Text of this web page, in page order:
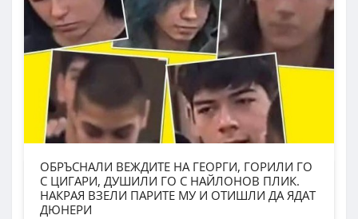
ОБРЪСНАЛИ ВЕЖДИТЕ НА ГЕОРГИ, ГОРИЛИ ГО
С ЦИГАРИ, ДУШИЛИ ГО С НАЙЛОНОВ ПЛИК.
НАКРАЯ ВЗЕЛИ ПАРИТЕ МУ И ОТИШЛИ ДА ЯДАТ
ДЮНЕРИ